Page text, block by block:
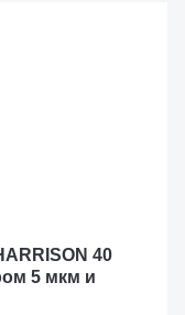
40
5 мкм и